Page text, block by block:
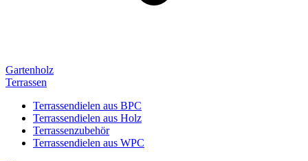
Gartenholz
Terrassen
Terrassendielen aus BPC
Terrassendielen aus Holz
Terrassenzubehör
Terrassendielen aus WPC